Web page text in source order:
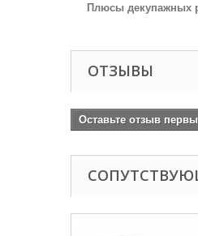
Плюсы декупажных
ОТЗЫВЫ
Оставьте отзыв